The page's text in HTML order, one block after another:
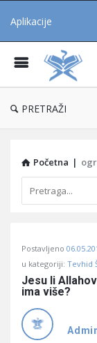
Aplikacije
PRETRAŽI
Početna |
Učene
Latest
Pitanja
Postavljeno
u kategoriji: Tevhid
Jesu li
ima više?